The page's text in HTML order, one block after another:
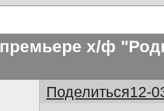
х/ф
Поделиться12-